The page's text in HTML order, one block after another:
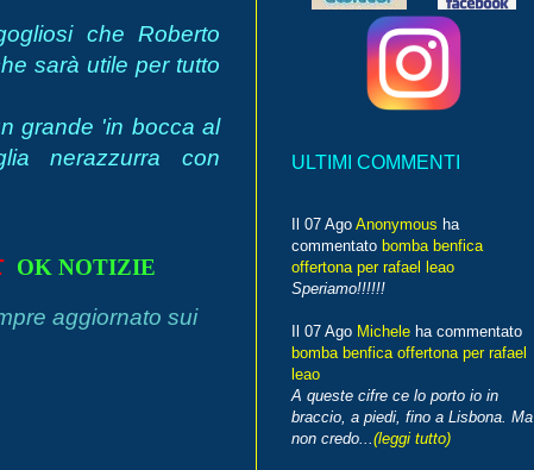
che Roberto
sarà utile per tutto
grande 'in bocca al
nerazzurra con
OK NOTIZIE
aggiornato sui
ULTIMI COMMENTI
Il 07 Ago Anonymous ha
commentato bomba benfica
offertona per rafael leao
Speriamo!!!!!!
Il 07 Ago Michele ha commentato
bomba benfica offertona per rafael
leao
A queste cifre ce lo porto io in
braccio, a piedi, fino a Lisbona. Ma
non credo... (leggi tutto)